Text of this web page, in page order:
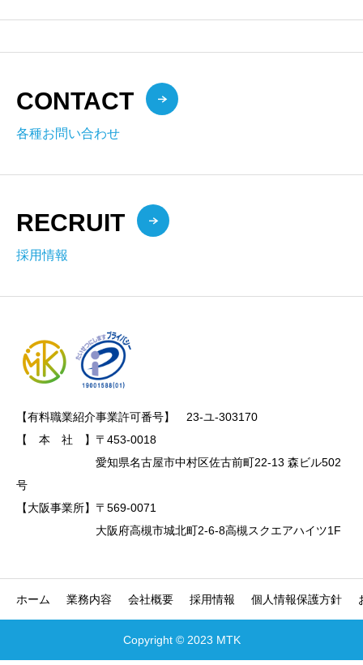
CONTACT
各種お問い合わせ
RECRUIT
採用情報
【有料職業紹介事業許可番号】　23-ユ-303170
【　本　社　】〒453-0018
愛知県名古屋市中村区佐古前町22-13 森ビル502
号
【大阪事業所】〒569-0071
大阪府高槻市城北町2-6-8高槻スクエアハイツ1F
ホーム 業務内容 会社概要 採用情報 個人情報保護方針
Copyright © 2023 MTK